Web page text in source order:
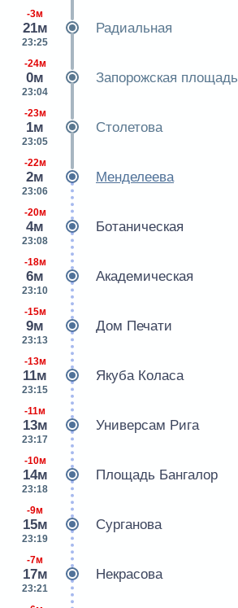
-3м
21м
23:25
Радиальная
-24м
0м
23:04
Запорожская площадь
-23м
1м
23:05
Столетова
-22м
2м
23:06
Менделеева
-20м
4м
23:08
Ботаническая
-18м
6м
23:10
Академическая
-15м
9м
23:13
Дом Печати
-13м
11м
23:15
Якуба Коласа
-11м
13м
23:17
Универсам Рига
-10м
14м
23:18
Площадь Бангалор
-9м
15м
23:19
Сурганова
-7м
17м
23:21
Некрасова